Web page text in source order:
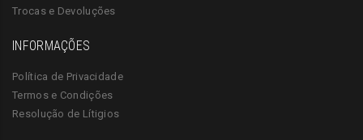
Trocas e Devoluções
INFORMAÇÕES
Política de Privacidade
Termos e Condições
Resolução de Lítigios